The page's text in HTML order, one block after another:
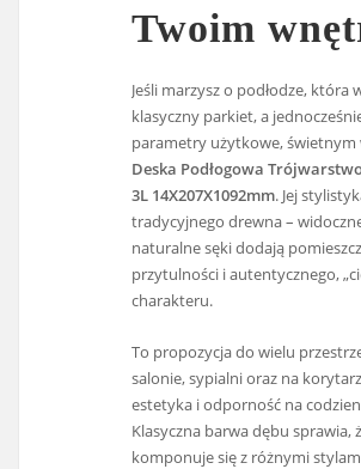
Twoim
Jeśli marzysz o podłodze, która
klasyczny parkiet, a
parametry użytkowe,
Deska Podłogowa
3L 14X207X1092mm. Jej
tradycyjnego drewna –
naturalne sęki dodają
przytulności i autentycznego,
charakteru.
To propozycja do wielu
salonie, sypialni oraz na
estetyka i odporność na
Klasyczna barwa dębu sprawia,
komponuje się z różnymi